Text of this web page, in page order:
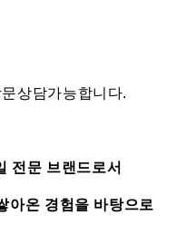
전문 브랜드로서
아온 경험을 바탕으로